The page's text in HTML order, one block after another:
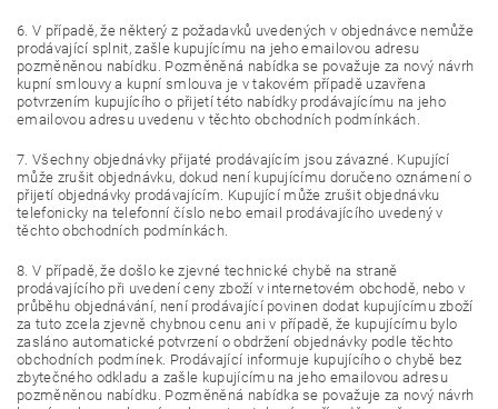
6. V případě, že některý z požadavků uvedených v objednávce nemůže
prodávající splnit, zašle kupujícímu na jeho emailovou adresu
pozměněnou nabídku. Pozměněná nabídka se považuje za nový návrh
kupní smlouvy a kupní smlouva je v takovém případě uzavřena
potvrzením kupujícího o přijetí této nabídky prodávajícímu na jeho
emailovou adresu uvedenu v těchto obchodních podmínkách.
7. Všechny objednávky přijaté prodávajícím jsou závazné. Kupující
může zrušit objednávku, dokud není kupujícímu doručeno oznámení o
přijetí objednávky prodávajícím. Kupující může zrušit objednávku
telefonicky na telefonní číslo nebo email prodávajícího uvedený v
těchto obchodních podmínkách.
8. V případě, že došlo ke zjevné technické chybě na straně
prodávajícího při uvedení ceny zboží v internetovém obchodě, nebo v
průběhu objednávání, není prodávající povinen dodat kupujícímu zboží
za tuto zcela zjevně chybnou cenu ani v případě, že kupujícímu bylo
zasláno automatické potvrzení o obdržení objednávky podle těchto
obchodních podmínek. Prodávající informuje kupujícího o chybě bez
zbytečného odkladu a zašle kupujícímu na jeho emailovou adresu
pozměněnou nabídku. Pozměněná nabídka se považuje za nový návrh